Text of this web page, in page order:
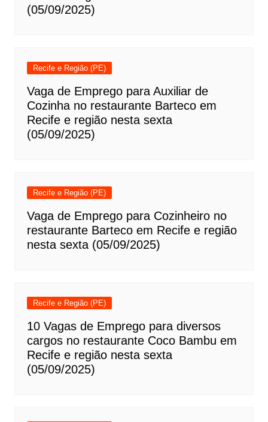
(05/09/2025)
Recife e Região (PE)
Vaga de Emprego para Auxiliar de
Cozinha no restaurante Barteco em
Recife e região nesta sexta
(05/09/2025)
Recife e Região (PE)
Vaga de Emprego para Cozinheiro no
restaurante Barteco em Recife e região
nesta sexta (05/09/2025)
Recife e Região (PE)
10 Vagas de Emprego para diversos
cargos no restaurante Coco Bambu em
Recife e região nesta sexta
(05/09/2025)